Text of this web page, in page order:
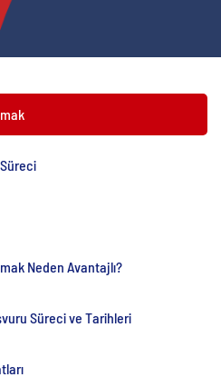
Neden Avantajlı?
Süreci ve Tarihleri